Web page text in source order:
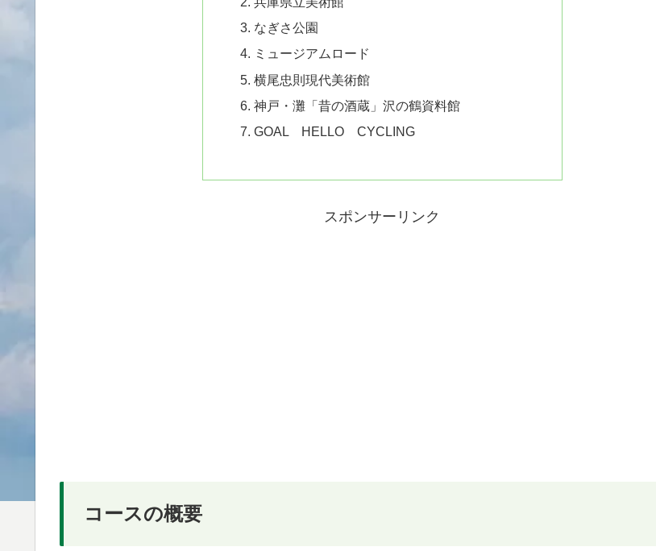
なぎさ公園
ミュージアムロード
横尾忠則現代美術館
神戸・灘「昔の酒蔵」沢の鶴資料館
GOAL HELLO CYCLING
スポンサーリンク
コースの概要